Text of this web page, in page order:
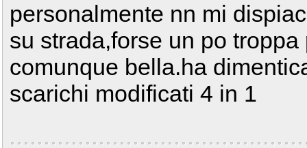
personalmente nn mi
su strada,forse un po
comunque bella.ha
scarichi modificati 4 in 1